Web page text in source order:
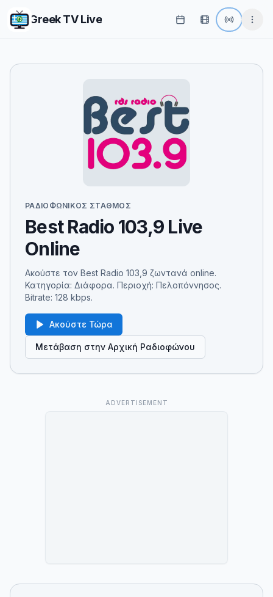
Greek TV Live
ΡΑΔΙΟΦΩΝΙΚΌΣ ΣΤΑΘΜΌΣ
Best Radio 103,9 Live
Online
Ακούστε τον Best Radio 103,9 ζωντανά online.
Κατηγορία: Διάφορα. Περιοχή: Πελοπόννησος.
Bitrate: 128 kbps.
Ακούστε Τώρα
Μετάβαση στην Αρχική Ραδιοφώνου
ADVERTISEMENT